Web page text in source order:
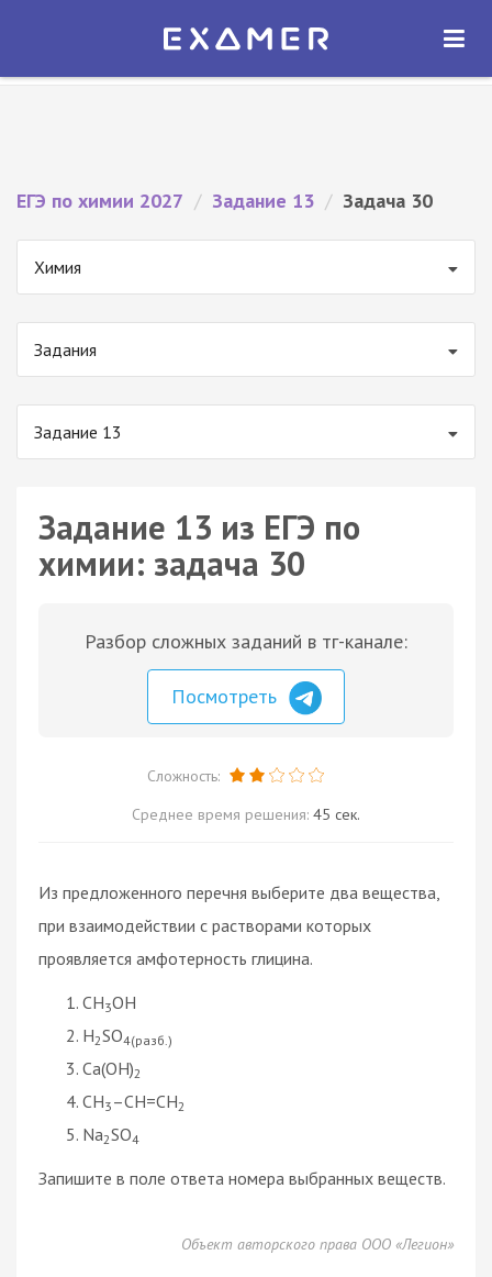
Экзамер — ЕГЭ 2027
ОТКРЫТЬ
ЕГЭ по химии 2027 / Задание 13 / Задача 30
Химия
Задания
Задание 13
Задание 13 из ЕГЭ по
химии: задача 30
Разбор сложных заданий в тг-канале:
Посмотреть
Сложность:
Среднее время решения: 45 сек.
Из предложенного перечня выберите два вещества,
при взаимодействии с растворами которых
проявляется амфотерность глицина.
CH3OH
H2SO4(разб.)
Ca(OH)2
CH3 –CH=CH2
Na2SO4
Запишите в поле ответа номера выбранных веществ.
Объект авторского права ООО «Легион»